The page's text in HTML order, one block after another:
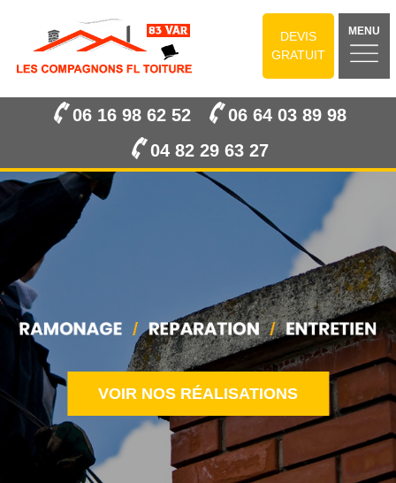
DEVIS
GRATUIT
MENU
06 16 98 62 52
06 64 03 89 98
04 82 29 63 27
VOIR NOS RÉALISATIONS